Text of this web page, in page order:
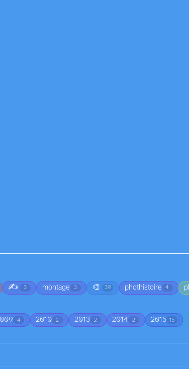
✍️ 3 montage 3 🎨 39 phothistoire 4
4 2010 2 2013 2 2014 2 2015 15